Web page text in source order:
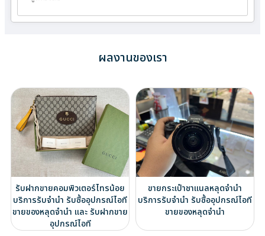
ผลงานของเรา
รับฝากขายคอมพิวเตอร์ไทรน้อย
บริการรับจำนำ รับซื้ออุปกรณ์ไอที
ขายของหลุดจำนำ และ รับฝากขาย
อุปกรณ์ไอที
ขายกระเป๋าชาแนลหลุดจำนำ
บริการรับจำนำ รับซื้ออุปกรณ์ไอที
ขายของหลุดจำนำ